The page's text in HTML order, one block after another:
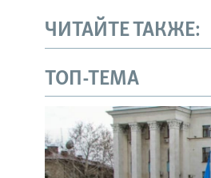
ЧИТАЙТЕ ТАКЖЕ:
ТОП-ТЕМА